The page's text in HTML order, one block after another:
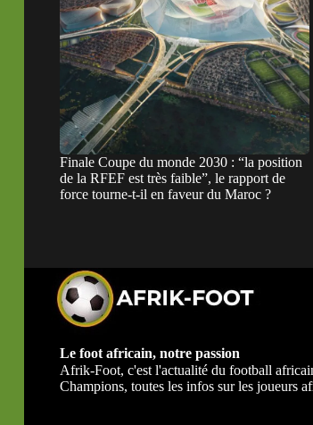
Finale Coupe du monde 2030 : “la position
de la RFEF est très faible”, le rapport de
force tourne-t-il en faveur du Maroc ?
Le foot africain, notre passion
Afrik-Foot, c'est l'actualité du football
Champions, toutes les infos sur les joueurs